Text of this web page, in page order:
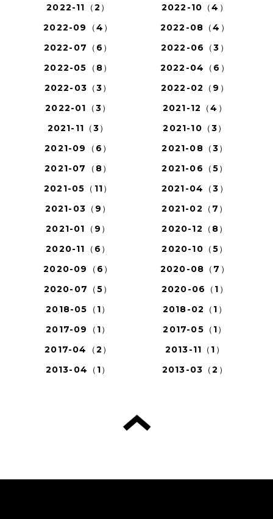
2022-11（2）
2022-10（4）
2022-09（4）
2022-08（4）
2022-07（6）
2022-06（3）
2022-05（8）
2022-04（6）
2022-03（3）
2022-02（9）
2022-01（3）
2021-12（4）
2021-11（3）
2021-10（3）
2021-09（6）
2021-08（3）
2021-07（8）
2021-06（5）
2021-05（11）
2021-04（3）
2021-03（9）
2021-02（7）
2021-01（9）
2020-12（8）
2020-11（6）
2020-10（5）
2020-09（6）
2020-08（7）
2020-07（5）
2020-06（1）
2018-05（1）
2018-02（1）
2017-09（1）
2017-05（1）
2017-04（2）
2013-11（1）
2013-04（1）
2013-03（2）